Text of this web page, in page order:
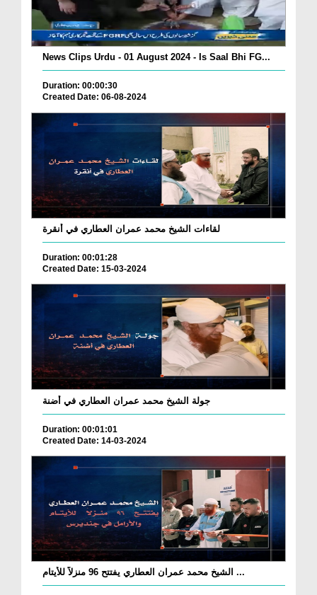
News Clips Urdu - 01 August 2024 - Is Saal Bhi FG...
Duration: 00:00:30
Created Date: 06-08-2024
لقاءات الشيخ محمد عمران العطاري في أنقرة
Duration: 00:01:28
Created Date: 15-03-2024
جولة الشيخ محمد عمران العطاري في أضنة
Duration: 00:01:01
Created Date: 14-03-2024
الشيخ محمد عمران العطاري يفتتح 96 منزلاً للأيتام ...